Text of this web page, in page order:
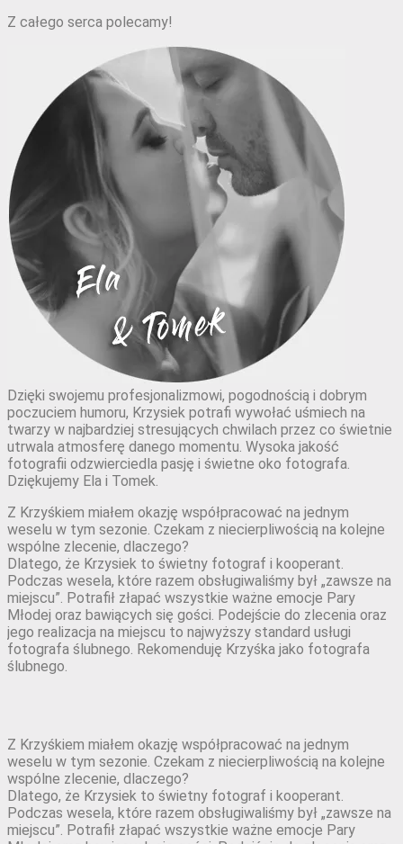
Z całego serca polecamy!
Dzięki swojemu profesjonalizmowi, pogodnością i dobrym
poczuciem humoru, Krzysiek potrafi wywołać uśmiech na
twarzy w najbardziej stresujących chwilach przez co świetnie
utrwala atmosferę danego momentu. Wysoka jakość
fotografii odzwierciedla pasję i świetne oko fotografa.
Dziękujemy Ela i Tomek.
Z Krzyśkiem miałem okazję współpracować na jednym
weselu w tym sezonie. Czekam z niecierpliwością na kolejne
wspólne zlecenie, dlaczego?
Dlatego, że Krzysiek to świetny fotograf i kooperant.
Podczas wesela, które razem obsługiwaliśmy był „zawsze na
miejscu”. Potrafił złapać wszystkie ważne emocje Pary
Młodej oraz bawiących się gości. Podejście do zlecenia oraz
jego realizacja na miejscu to najwyższy standard usługi
fotografa ślubnego. Rekomenduję Krzyśka jako fotografa
ślubnego.
Z Krzyśkiem miałem okazję współpracować na jednym
weselu w tym sezonie. Czekam z niecierpliwością na kolejne
wspólne zlecenie, dlaczego?
Dlatego, że Krzysiek to świetny fotograf i kooperant.
Podczas wesela, które razem obsługiwaliśmy był „zawsze na
miejscu”. Potrafił złapać wszystkie ważne emocje Pary